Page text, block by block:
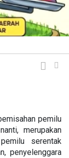
pemilu
merupakan
serentak
penyelenggara